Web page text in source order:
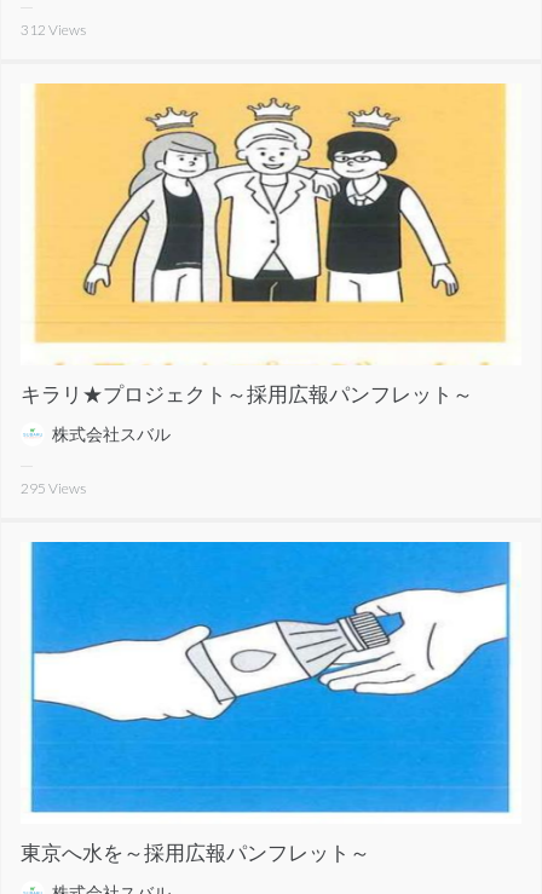
312 Views
キラリ★プロジェクト～採用広報パンフレット～
株式会社スバル
295 Views
東京へ水を～採用広報パンフレット～